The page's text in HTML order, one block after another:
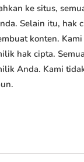
ke situs,
Selain itu, hak
konten.
hak cipta.
Anda. Kami